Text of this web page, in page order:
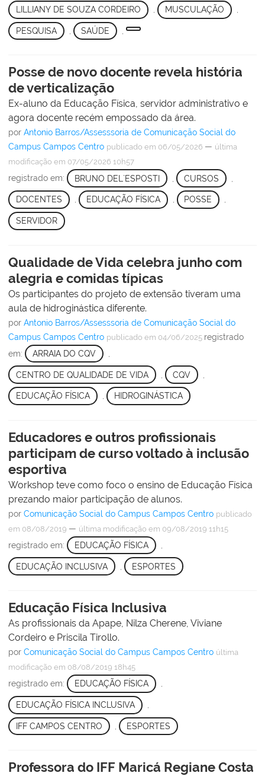
LILLIANY DE SOUZA CORDEIRO , MUSCULAÇÃO ,
PESQUISA SAÚDE
Posse de novo docente revela história
de verticalização
Ex-aluno da Educação Física, servidor administrativo e
agora docente recém empossado da área.
por Antonio Barros/Assesssoria de Comunicação Social do
Campus Campos Centro publicado em 06/05/2026 — última
modificação em 07/05/2026 10h57
registrado em: BRUNO DEL`ESPOSTI CURSOS
DOCENTES , EDUCAÇÃO FÍSICA , POSSE ,
SERVIDOR
Qualidade de Vida celebra junho com
alegria e comidas típicas
Os participantes do projeto de extensão tiveram uma
aula de hidroginástica diferente.
por Antonio Barros/Assesssoria de Comunicação Social do
Campus Campos Centro publicado em 04/06/2025 registrado
em:
ARRAIA DO CQV
CENTRO DE QUALIDADE DE VIDA CQV
EDUCAÇÃO FÍSICA , HIDROGINÁSTICA
Educadores e outros profissionais
participam de curso voltado à inclusão
esportiva
Workshop teve como foco o ensino de Educação Física
prezando maior participação de alunos.
por Comunicação Social do Campus Campos Centro publicado
em 08/08/2019 — última modificação em 09/08/2019 11h15
registrado em: EDUCAÇÃO FÍSICA
EDUCAÇÃO INCLUSIVA ESPORTES
Educação Física Inclusiva
As profissionais da Apape, Nilza Cherene, Viviane
Cordeiro e Priscila Tirollo.
por Comunicação Social do Campus Campos Centro última
modificação em 08/08/2019 18h45
registrado em: EDUCAÇÃO FÍSICA ,
EDUCAÇÃO FÍSICA INCLUSIVA
IFF CAMPOS CENTRO ESPORTES
Professora do IFF Maricá Regiane Costa